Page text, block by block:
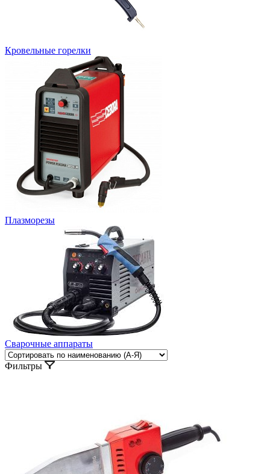
Кровельные горелки
Плазморезы
Сварочные аппараты
Фильтры